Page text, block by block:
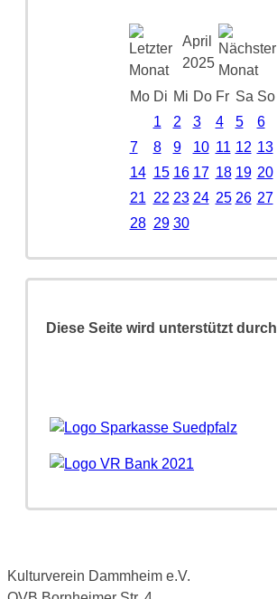
April
2025
Mo Di Mi Do Fr Sa So
1
2 3 4 5
6
7
8 9 10 11 12 13
14 15 16 17 18 19 20
21 22 23 24 25 26 27
28 29 30
Diese Seite wird unterstützt durch
Kulturverein Dammheim e.V.